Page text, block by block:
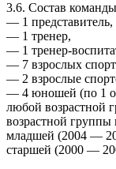
3.6. Состав
— 1 представитель,
— 1 тренер,
— 1 тренер-
— 7 взрослых
— 2 взрослые
— 4 юношей (по 1
любой возрастной
возрастной группы
младшей (2004 —
старшей (2000 —